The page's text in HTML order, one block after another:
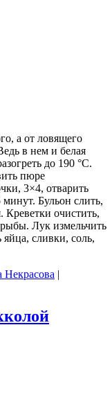
а от ловящего
в нем и белая
до 190 °С.
пюре
3×4, отварить
Бульон слить,
Креветки очистить,
Лук измельчить
сливки, соль,
Некрасова |